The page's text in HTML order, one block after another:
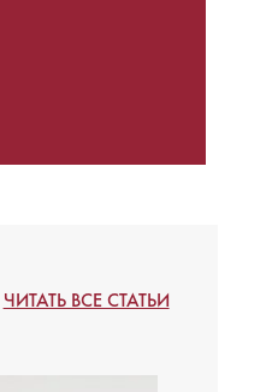
ЧИТАТЬ ВСЕ СТАТЬИ